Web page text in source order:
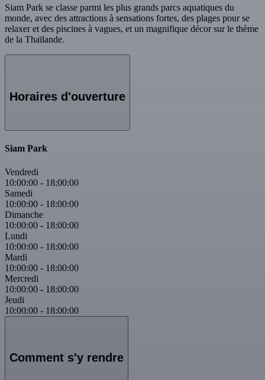
Siam Park se classe parmi les plus grands parcs aquatiques du
monde, avec des attractions à sensations fortes, des plages pour se
relaxer et des piscines à vagues, et un magnifique décor sur le thème
de la Thaïlande.
Horaires d'ouverture
Siam Park
Vendredi
10:00:00 - 18:00:00
Samedi
10:00:00 - 18:00:00
Dimanche
10:00:00 - 18:00:00
Lundi
10:00:00 - 18:00:00
Mardi
10:00:00 - 18:00:00
Mercredi
10:00:00 - 18:00:00
Jeudi
10:00:00 - 18:00:00
Comment s'y rendre